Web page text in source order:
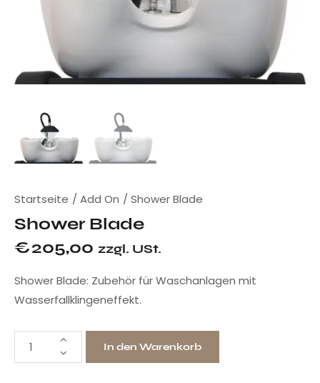
Startseite Add On Shower Blade
Shower Blade
€205,00 zzgl. USt.
Shower Blade: Zubehör für Waschanlagen mit
Wasserfallklingeneffekt.
In den Warenkorb